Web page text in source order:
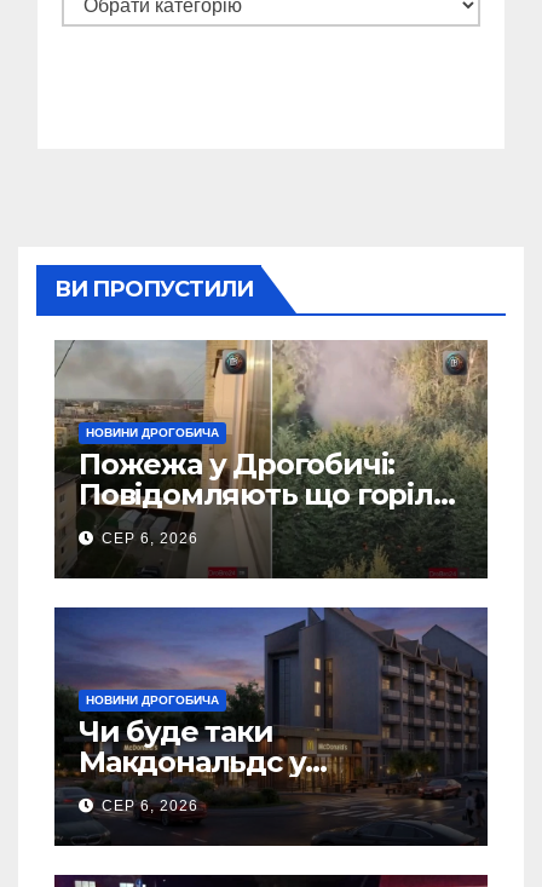
ВИ ПРОПУСТИЛИ
НОВИНИ ДРОГОБИЧА
Пожежа у Дрогобичі:
Повідомляють що горіло
5 гаражів (Відео)
СЕР 6, 2026
НОВИНИ ДРОГОБИЧА
Чи буде таки
Макдональдс у
Дрогобичі? (Фото)
СЕР 6, 2026